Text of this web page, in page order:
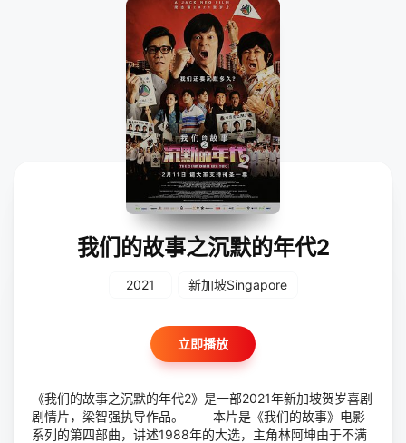
我们的故事之沉默的年代2
2021 新加坡Singapore
立即播放
《我们的故事之沉默的年代2》是一部2021年新加坡贺岁喜剧
剧情片，梁智强执导作品。 本片是《我们的故事》电影
系列的第四部曲，讲述1988年的大选，主角林阿坤由于不满